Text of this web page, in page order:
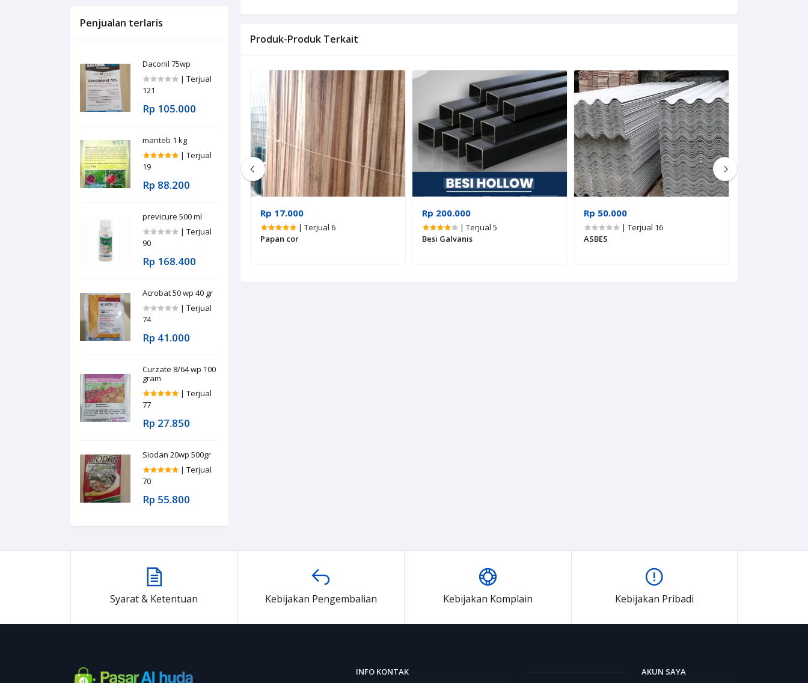
Penjualan terlaris
Daconil 75wp
| Terjual
121
Rp 105.000
manteb 1 kg
| Terjual
19
Rp 88.200
previcure 500 ml
| Terjual
90
Rp 168.400
Acrobat 50 wp 40 gr
| Terjual
74
Rp 41.000
Curzate 8/64 wp 100
gram
| Terjual
77
Rp 27.850
Siodan 20wp 500gr
| Terjual
70
Rp 55.800
Produk-Produk Terkait
Rp 400.000
| Terjual 9
Gagang pintu muller
Rp 17.000
| Terjual 6
Papan cor
Rp 200.000
| Terjual 5
Besi Galvanis
Rp 50.000
| Terjual 16
ASBES
Syarat & Ketentuan Kebijakan Pengembalian Kebijakan Komplain Kebijakan Pribadi
INFO KONTAK AKUN SAYA